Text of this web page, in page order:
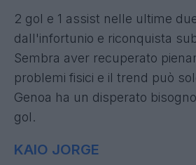
2 gol e 1 assist nelle ultime
dall'infortunio e riconquista
Sembra aver recuperato
problemi fisici e il trend può
Genoa ha un disperato
gol.
KAIO JORGE